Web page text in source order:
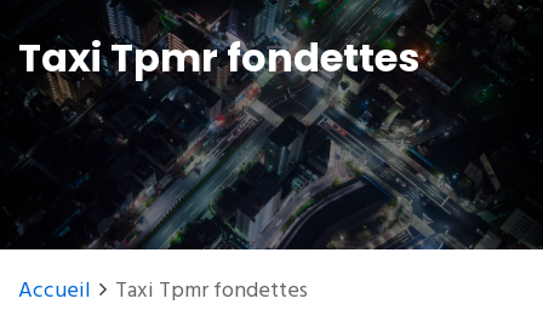
Taxi Tpmr fondettes
Accueil Taxi Tpmr fondettes